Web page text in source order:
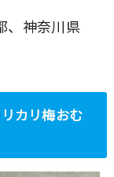
、神奈川県
カリ梅おむ